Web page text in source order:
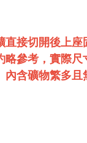
接切開後上座
參考，實際尺
內含礦物繁多